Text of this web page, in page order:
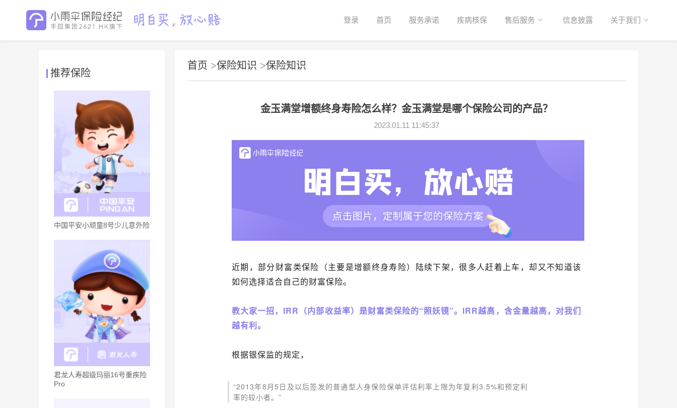
登录 首页 服务承诺 疾病核保 售后服务 信息披露 关于我们
推荐保险
中国平安小顽童8号少儿意外险
君龙人寿超级玛丽16号重疾险
Pro
首页 >保险知识 >保险知识
金玉满堂增额终身寿险怎么样？金玉满堂是哪个保险公司的产品？
2023.01.11 11:45:37
近期，部分财富类保险（主要是增额终身寿险）陆续下架，很多人赶着上车，却又不知道该
如何选择适合自己的财富保险。
教大家一招， IRR （内部收益率）是财富类保险的“照妖镜”。 IRR越高，含金量越高，对我们
越有利。
根据银保监的规定，
“2013年8月5日及以后签发的普通型人身保险保单评估利率上限为年复利3.5%和预定利
率的较小者。”